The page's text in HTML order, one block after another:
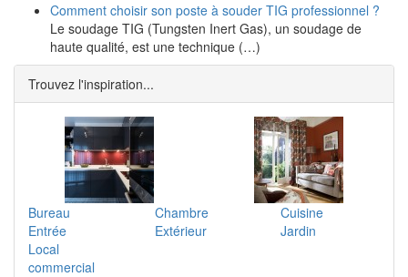
Comment choisir son poste à souder TIG professionnel ?
Le soudage TIG (Tungsten Inert Gas), un soudage de
haute qualité, est une technique (…)
Trouvez l'inspiration...
Bureau Chambre
Cuisine
Entrée
Extérieur
Jardin
Local
commercial